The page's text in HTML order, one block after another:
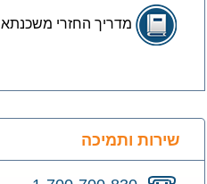
מדריך החזרי משכנתא
שירות ותמיכה